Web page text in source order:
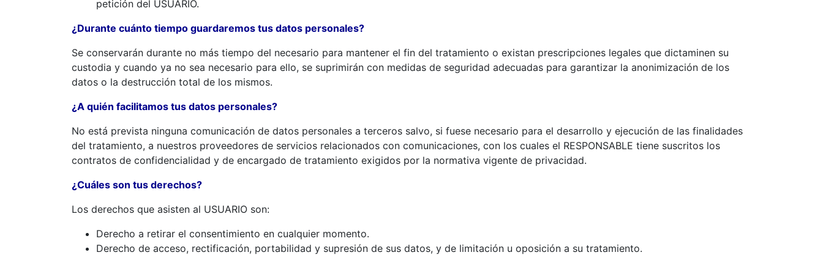
petición del USUARIO.
¿Durante cuánto tiempo guardaremos tus datos personales?
Se conservarán durante no más tiempo del necesario para mantener el fin del tratamiento o existan prescripciones legales que dictaminen su
custodia y cuando ya no sea necesario para ello, se suprimirán con medidas de seguridad adecuadas para garantizar la anonimización de los
datos o la destrucción total de los mismos.
¿A quién facilitamos tus datos personales?
No está prevista ninguna comunicación de datos personales a terceros salvo, si fuese necesario para el desarrollo y ejecución de las finalidades
del tratamiento, a nuestros proveedores de servicios relacionados con comunicaciones, con los cuales el RESPONSABLE tiene suscritos los
contratos de confidencialidad y de encargado de tratamiento exigidos por la normativa vigente de privacidad.
¿Cuáles son tus derechos?
Los derechos que asisten al USUARIO son:
Derecho a retirar el consentimiento en cualquier momento.
Derecho de acceso, rectificación, portabilidad y supresión de sus datos, y de limitación u oposición a su tratamiento.